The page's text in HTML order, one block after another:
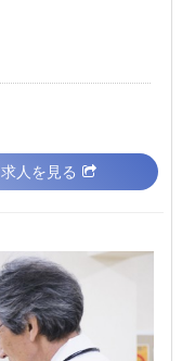
求人を見る